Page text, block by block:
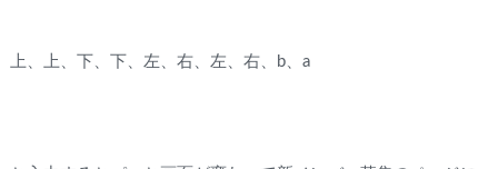
上、上、下、下、左、右、左、右、b、a